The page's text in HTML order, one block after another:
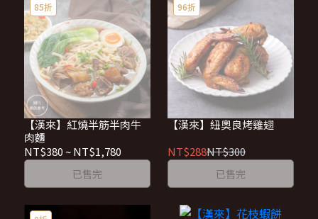
85折
【漢來】紅燒半筋半肉牛
肉麵
NT$380 ~NT$1,780
已售完
96折
【漢來】紐奧良烤雞翅
NT$288NT$300
已售完